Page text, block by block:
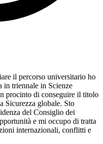
il percorso universitario ho
in triennale in Scienze
procinto di conseguire il titolo
Sicurezza globale. Sto
del Consiglio dei
e mi occupo di tratta
internazionali, conflitti e